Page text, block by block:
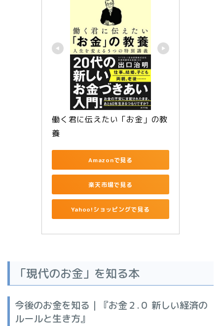
働く君に伝えたい「お金」の教
養
Amazonで見る
楽天市場で見る
Yahoo!ショッピングで見る
「現代のお金」を知る本
今後のお金を知る｜『お金２.０ 新しい経済の
ルールと生き方』